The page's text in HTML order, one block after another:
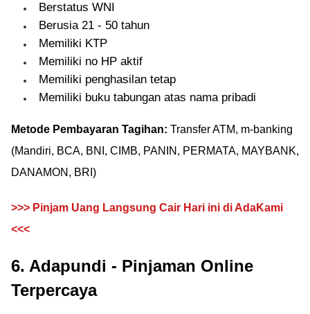
Berstatus WNI
Berusia 21 - 50 tahun
Memiliki KTP
Memiliki no HP aktif
Memiliki penghasilan tetap
Memiliki buku tabungan atas nama pribadi
Metode Pembayaran Tagihan: Transfer ATM, m-banking
(Mandiri, BCA, BNI, CIMB, PANIN, PERMATA, MAYBANK,
DANAMON, BRI)
>>> Pinjam Uang Langsung Cair Hari ini di AdaKami
<<<
6. Adapundi - Pinjaman Online
Terpercaya